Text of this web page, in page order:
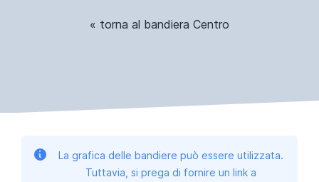
« torna al bandiera Centro
La grafica delle bandiere può essere utilizzata.
Tuttavia, si prega di fornire un link a